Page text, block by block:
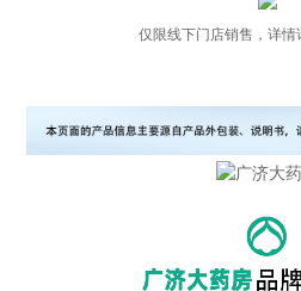
仅限线下门店销售，详情